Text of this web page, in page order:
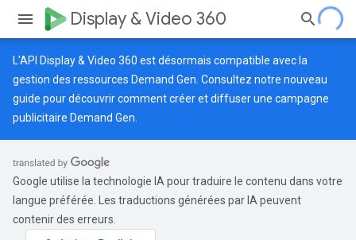
Display & Video 360
L'API Display & Video 360 est désormais compatible avec la
gestion des ressources Demand Gen. Consultez notre nouveau
guide pour découvrir comment créer et diffuser une campagne
publicitaire Demand Gen.
Google utilise la technologie IA pour traduire le contenu dans votre
langue préférée. Les traductions générées par IA peuvent
contenir des erreurs.